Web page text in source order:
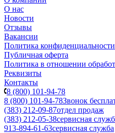
О нас
Новости
Отзывы
Вакансии
Политика конфиденциальности
Публичная оферта
Политика в отношении
Реквизиты
Контакты
8 (800) 101-94-78
8 (800) 101-94-78Звонок
(383) 212-09-87отдел продаж
(383) 212-05-38сервисная
913-894-61-63сервисная служба